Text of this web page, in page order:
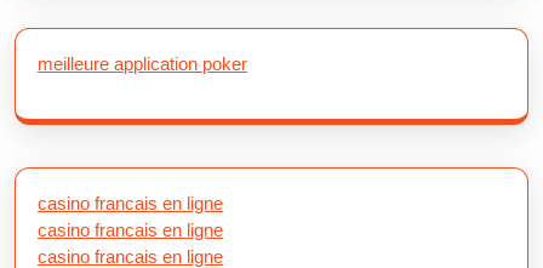
meilleure application poker
casino francais en ligne
casino francais en ligne
casino francais en ligne